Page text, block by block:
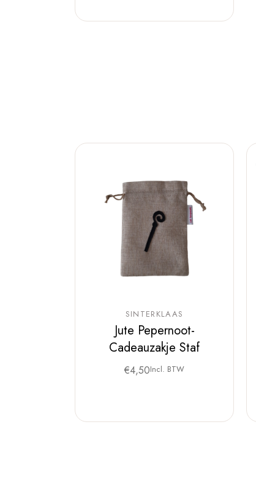
SINTERKLAAS
Jute Pepernoot-
Cadeauzakje Staf
€4,50Incl. BTW